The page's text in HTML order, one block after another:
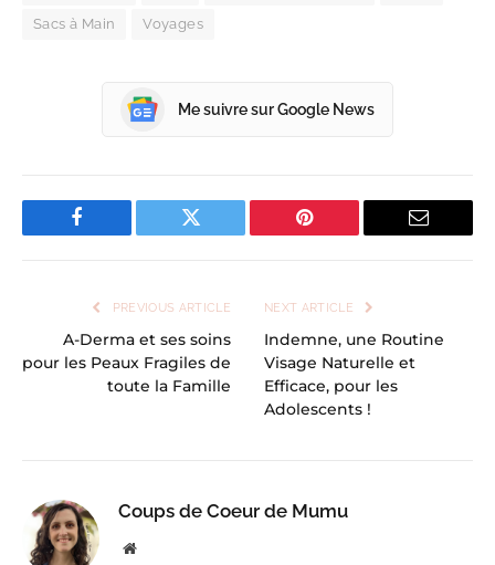
Sacs à Main Voyages
Me suivre sur Google News
Facebook Twitter Pinterest Email
PREVIOUS ARTICLE
A-Derma et ses soins
pour les Peaux Fragiles de
toute la Famille
NEXT ARTICLE
Indemne, une Routine
Visage Naturelle et
Efficace, pour les
Adolescents !
Coups de Coeur de Mumu
Website